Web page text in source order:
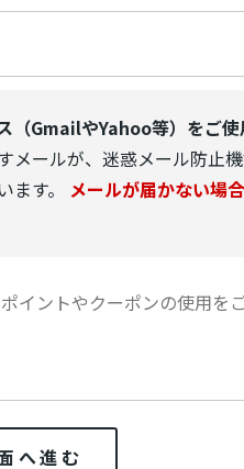
（GmailやYahoo等）をご使
メールが、迷惑メール防止
ます。 メールが届かない場